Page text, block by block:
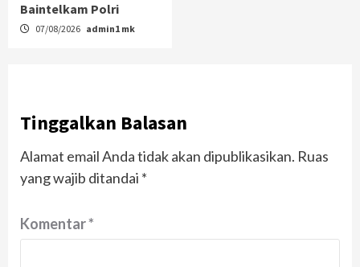
Baintelkam Polri
07/08/2026 admin1 mk
Tinggalkan Balasan
Alamat email Anda tidak akan dipublikasikan. Ruas
yang wajib ditandai *
Komentar*